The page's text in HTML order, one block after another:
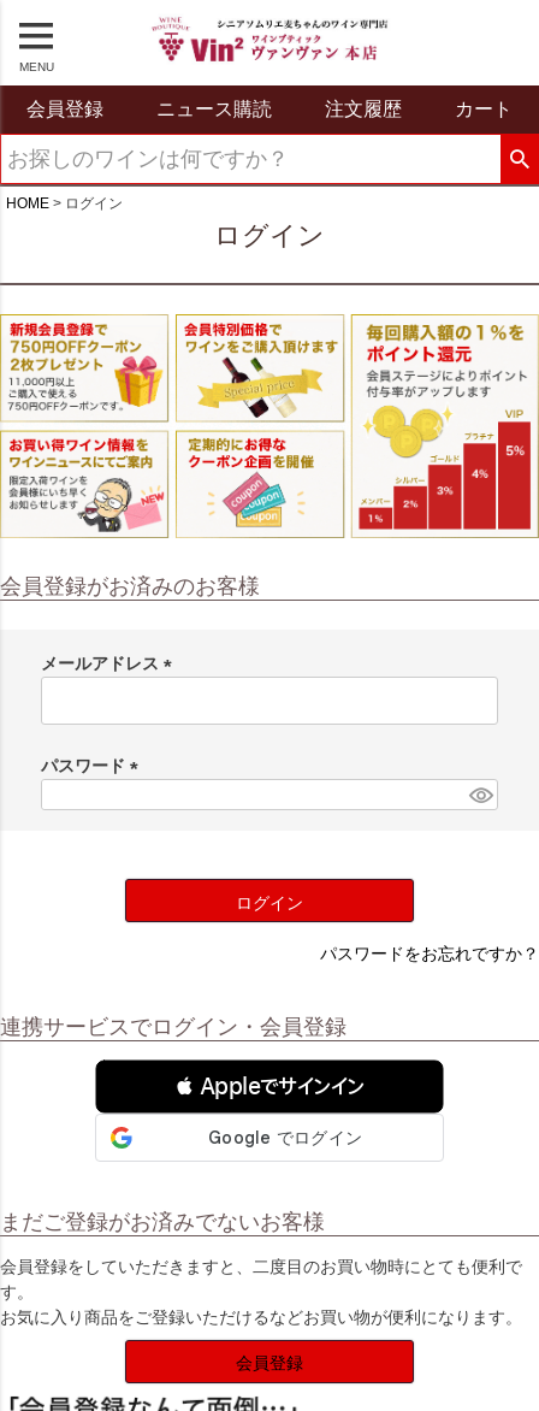
MENU
会員登録 ニュース購読 注文履歴 カート
HOME ログイン
ログイン
会員登録がお済みのお客様
メールアドレス
必
パスワード
ログイン
パスワードをお忘れですか？
連携サービスでログイン・会員登録
 Appleでサインイン
まだご登録がお済みでないお客様
会員登録をしていただきますと、二度目のお買い物時にとても便利で
す。
お気に入り商品をご登録いただけるなどお買い物が便利になります。
会員登録